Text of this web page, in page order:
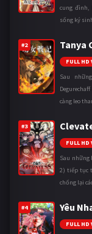
cung đình,
sống ký
#2 Tanya
FULL HD
Sau
càng leo
#3
FULL HD
Sau những
2) tiếp tục
chống lại
#4 Yêu
FULL HD